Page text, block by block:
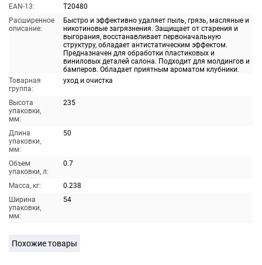
EAN-13:
T20480
Расширенное
описание:
Быстро и эффективно удаляет пыль, грязь, масляные и
никотиновые загрязнения. Защищает от старения и
выгорания, восстанавливает первоначальную
структуру, обладает антистатическим эффектом.
Предназначен для обработки пластиковых и
виниловых деталей салона. Подходит для молдингов и
бамперов. Обладает приятным ароматом клубники.
Товарная
группа:
уход и очистка
Высота
упаковки,
мм:
235
Длина
упаковки,
мм:
50
Объем
упаковки, л:
0.7
Масса, кг:
0.238
Ширина
упаковки,
мм:
54
Похожие товары